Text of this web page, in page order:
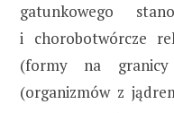
gatunkowego
i chorobotwórcze
(formy na
(organizmów z